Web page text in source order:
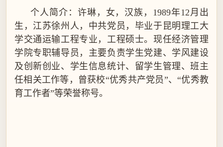
个人简介：许琳，女，汉族， 1989年12 月出
生，江苏徐州人，中共党员，毕业于昆明理工大
学交通运输工程专业，工程硕士。现任经济管理
学院专职辅导员，主要负责学生党建、学风建设
及创新创业、学生信息统计、留学生管理、班主
任相关工作等，曾获校“优秀共产党员”、 “优秀教
育工作者”等荣誉称号。